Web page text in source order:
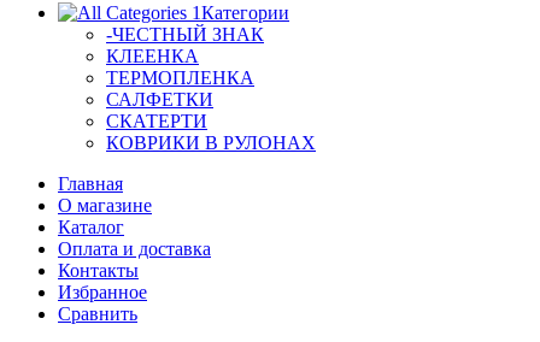
Категории
-ЧЕСТНЫЙ ЗНАК
КЛЕЕНКА
ТЕРМОПЛЕНКА
САЛФЕТКИ
СКАТЕРТИ
КОВРИКИ В РУЛОНАХ
Главная
О магазине
Каталог
Оплата и доставка
Контакты
Избранное
Сравнить